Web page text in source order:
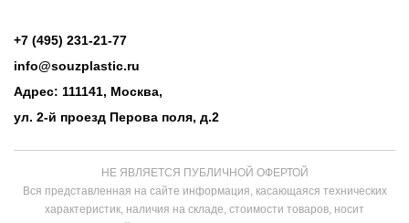
+7 (495) 231-21-77
info@souzplastic.ru
Адрес: 111141, Москва,
ул. 2-й проезд Перова поля, д.2
НЕ ЯВЛЯЕТСЯ ПУБЛИЧНОЙ ОФЕРТОЙ
Вся представленная на сайте информация, касающаяся технических
характеристик, наличия на складе, стоимости товаров, носит